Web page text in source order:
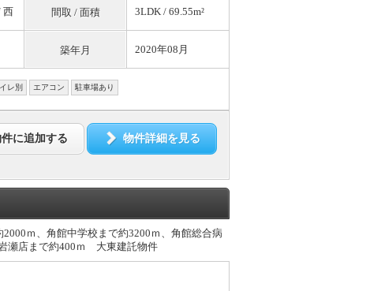
西 間取 / 面積 3LDK / 69.55m²
築年月 2020年08月
レ別 エアコン 駐車場あり
に追加する 物件詳細を見る
ｍ、角館中学校まで約3200ｍ、角館総合病
瀬店まで約400ｍ 大東建託物件